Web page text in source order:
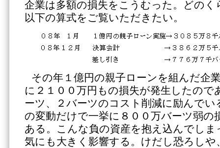
企業は多額の損失をこうむった。どの
以下の算式をご覧いただきたい。
その年１億円の親子ローンを組んだ企
に２１００万円もの損失が発生したので
ーツ、２バーツのコスト削減に励んでい
の変動だけで一挙に８００万バーツ弱の
ある。こんな負の資産を抱え込んでしま
気にも大きく影響する。けだし恐ろしや